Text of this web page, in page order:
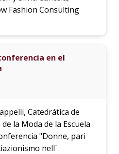
Fashion Consulting
en el
Catedrática de
la Moda de la Escuela
"Donne, pari
nell´